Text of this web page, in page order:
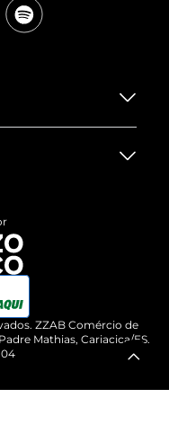
ZZAB Comércio de
Mathias, Cariacica/ES.
04